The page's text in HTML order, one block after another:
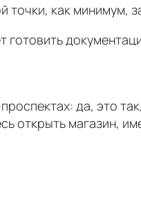
как минимум,
готовить
да, это
открыть магазин,